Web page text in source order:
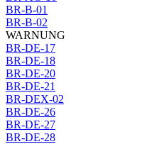
BR-B-01
BR-B-02
WARNUNG
BR-DE-17
BR-DE-18
BR-DE-20
BR-DE-21
BR-DEX-02
BR-DE-26
BR-DE-27
BR-DE-28